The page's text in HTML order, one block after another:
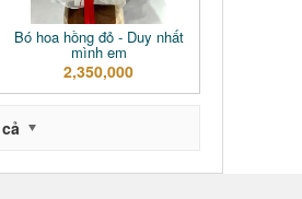
Bó hoa hồng đỏ - Duy nhất
mình em
2,350,000